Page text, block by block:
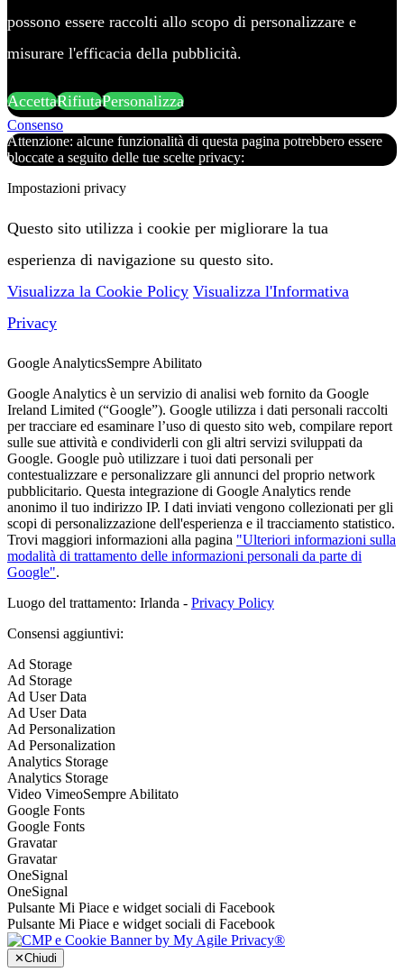
possono essere raccolti allo scopo di personalizzare e
misurare l'efficacia della pubblicità.
AccettaRifiutaPersonalizza
Consenso
Attenzione: alcune funzionalità di questa pagina potrebbero essere
bloccate a seguito delle tue scelte privacy:
Impostazioni privacy
Questo sito utilizza i cookie per migliorare la tua
esperienza di navigazione su questo sito.
Visualizza la Cookie Policy Visualizza l'Informativa
Privacy
Google AnalyticsSempre Abilitato
Google Analytics è un servizio di analisi web fornito da Google
Ireland Limited (“Google”). Google utilizza i dati personali raccolti
per tracciare ed esaminare l’uso di questo sito web, compilare report
sulle sue attività e condividerli con gli altri servizi sviluppati da
Google. Google può utilizzare i tuoi dati personali per
contestualizzare e personalizzare gli annunci del proprio network
pubblicitario. Questa integrazione di Google Analytics rende
anonimo il tuo indirizzo IP. I dati inviati vengono collezionati per gli
scopi di personalizzazione dell'esperienza e il tracciamento statistico.
Trovi maggiori informazioni alla pagina "Ulteriori informazioni sulla
modalità di trattamento delle informazioni personali da parte di
Google".
Luogo del trattamento: Irlanda - Privacy Policy
Consensi aggiuntivi:
Ad Storage
Ad Storage
Ad User Data
Ad User Data
Ad Personalization
Ad Personalization
Analytics Storage
Analytics Storage
Video VimeoSempre Abilitato
Google Fonts
Google Fonts
Gravatar
Gravatar
OneSignal
OneSignal
Pulsante Mi Piace e widget sociali di Facebook
Pulsante Mi Piace e widget sociali di Facebook
✕Chiudi